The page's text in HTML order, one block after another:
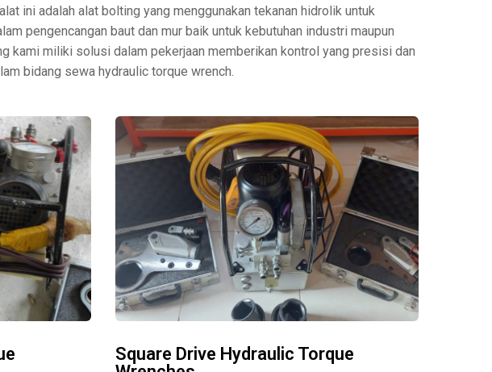
ini adalah alat bolting yang menggunakan tekanan hidrolik untuk
pengencangan baut dan mur baik untuk kebutuhan industri maupun
kami miliki solusi dalam pekerjaan memberikan kontrol yang presisi dan
bidang sewa hydraulic torque wrench.
Square Drive Hydraulic Torque